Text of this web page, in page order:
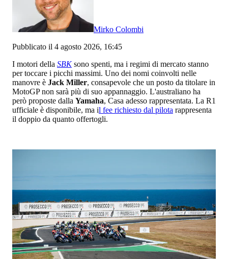
Mirko Colombi
Pubblicato il 4 agosto 2026, 16:45
I motori della SBK sono spenti, ma i regimi di mercato stanno
per toccare i picchi massimi. Uno dei nomi coinvolti nelle
manovre è Jack Miller, consapevole che un posto da titolare in
MotoGP non sarà più di suo appannaggio. L'australiano ha
però proposte dalla Yamaha, Casa adesso rappresentata. La R1
ufficiale è disponibile, ma il fee richiesto dal pilota rappresenta
il doppio da quanto offertogli.